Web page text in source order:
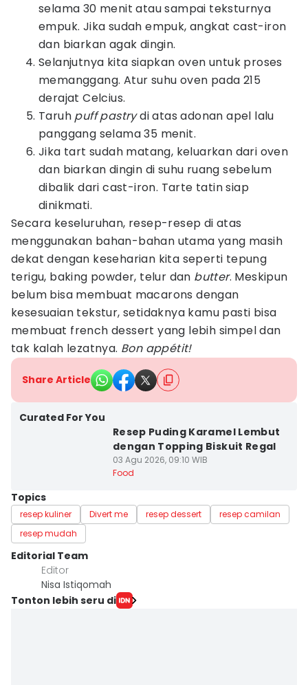
selama 30 menit atau sampai teksturnya
empuk. Jika sudah empuk, angkat cast-iron
dan biarkan agak dingin.
Selanjutnya kita siapkan oven untuk proses
memanggang. Atur suhu oven pada 215
derajat Celcius.
Taruh puff pastrydi atas adonan apel lalu
panggang selama 35 menit.
Jika tart sudah matang, keluarkan dari oven
dan biarkan dingin di suhu ruang sebelum
dibalik dari cast-iron. Tarte tatin siap
dinikmati.
Secara keseluruhan, resep-resep di atas
menggunakan bahan-bahan utama yang masih
dekat dengan keseharian kita seperti tepung
terigu, baking powder, telur dan butter. Meskipun
belum bisa membuat macarons dengan
kesesuaian tekstur, setidaknya kamu pasti bisa
membuat french dessert yang lebih simpel dan
tak kalah lezatnya. Bon appétit!
Share Article
Curated For You
Resep Puding Karamel Lembut
dengan Topping Biskuit Regal
03 Agu 2026, 09:10 WIB
Food
Topics
resep kuliner Divert me resep dessert
resep camilan
resep mudah
Editorial Team
Editor
Nisa Istiqomah
Tonton lebih seru di